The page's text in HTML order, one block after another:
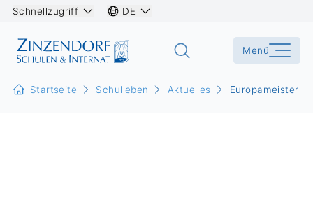
Schnellzugriff DE
Menü
Startseite Schulleben Aktuelles